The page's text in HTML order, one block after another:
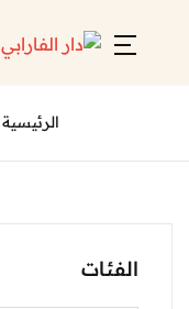
الرئيسية
الفئات